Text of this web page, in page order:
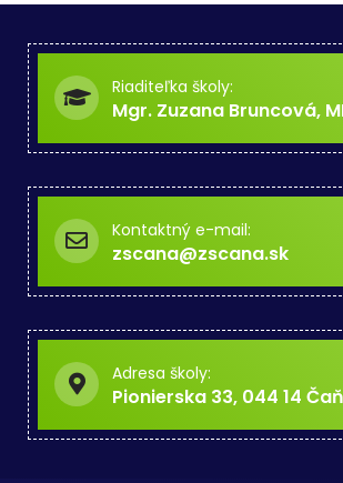
Riaditeľka školy:
Mgr. Zuzana Bruncová,
Kontaktný e-mail:
zscana@zscana.sk
Adresa školy:
Pionierska 33, 044 14